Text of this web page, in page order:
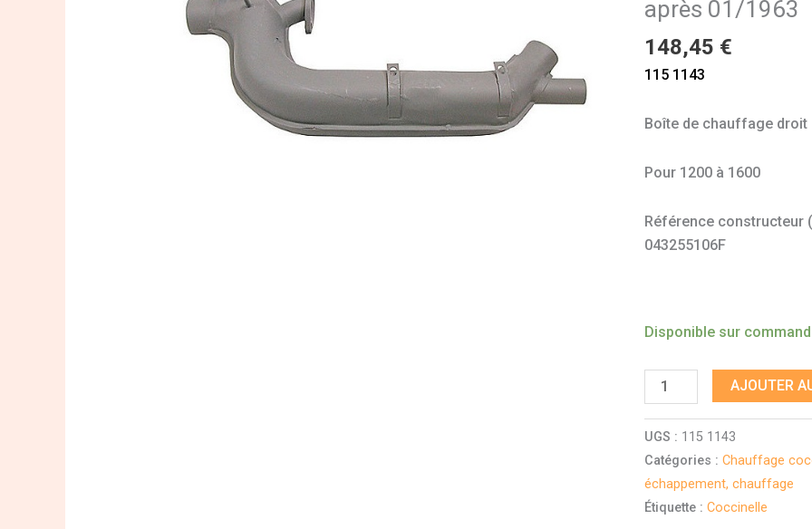
après 01/1963
148,45 €
115 1143
Boîte de chauffage
Pour 1200 à 1600
Référence constructeur
043255106F
Disponible sur
après
01/1963
AJOUTER
UGS : 115 1143
Catégories :Chauffage
échappement, chauffage
Étiquette :Coccinelle